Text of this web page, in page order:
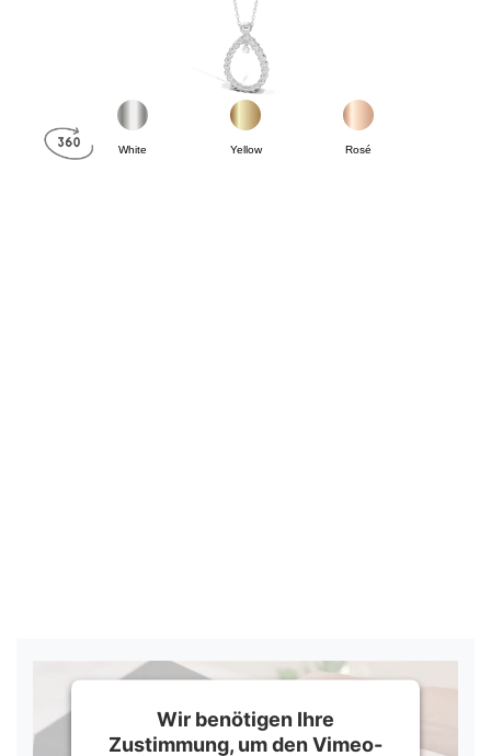
White Rosé
Yellow
Wir benötigen Ihre
Zustimmung, um den Vimeo-